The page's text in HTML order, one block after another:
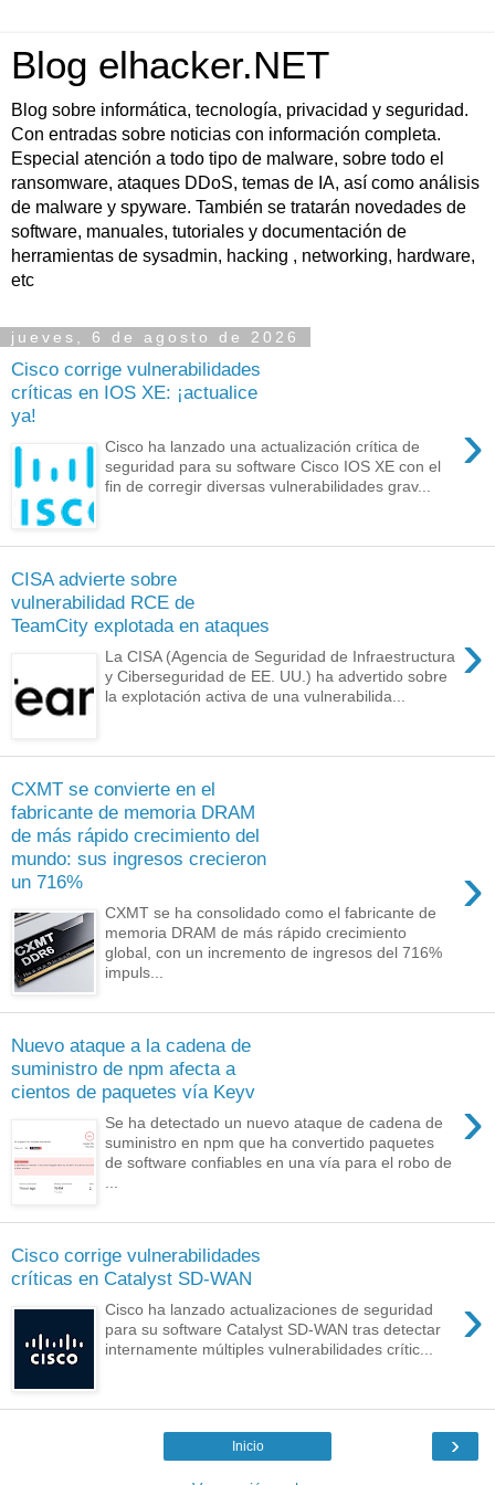
Blog elhacker.NET
Blog sobre informática, tecnología, privacidad y seguridad.
Con entradas sobre noticias con información completa.
Especial atención a todo tipo de malware, sobre todo el
ransomware, ataques DDoS, temas de IA, así como análisis
de malware y spyware. También se tratarán novedades de
software, manuales, tutoriales y documentación de
herramientas de sysadmin, hacking , networking, hardware,
etc
jueves, 6 de agosto de 2026
Cisco corrige vulnerabilidades
críticas en IOS XE: ¡actualice
ya!
›
Cisco ha lanzado una actualización crítica de
seguridad para su software Cisco IOS XE con el
fin de corregir diversas vulnerabilidades grav...
CISA advierte sobre
vulnerabilidad RCE de
TeamCity explotada en ataques
›
La CISA (Agencia de Seguridad de Infraestructura
y Ciberseguridad de EE. UU.) ha advertido sobre
la explotación activa de una vulnerabilida...
CXMT se convierte en el
fabricante de memoria DRAM
de más rápido crecimiento del
mundo: sus ingresos crecieron
un 716%
›
CXMT se ha consolidado como el fabricante de
memoria DRAM de más rápido crecimiento
global, con un incremento de ingresos del 716%
impuls...
Nuevo ataque a la cadena de
suministro de npm afecta a
cientos de paquetes vía Keyv
›
Se ha detectado un nuevo ataque de cadena de
suministro en npm que ha convertido paquetes
de software confiables en una vía para el robo de
...
Cisco corrige vulnerabilidades
críticas en Catalyst SD-WAN
›
Cisco ha lanzado actualizaciones de seguridad
para su software Catalyst SD-WAN tras detectar
internamente múltiples vulnerabilidades crític...
›
Inicio